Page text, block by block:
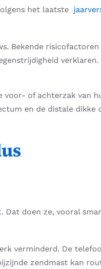
het laatste
Bekende
verklaren.
voor- of achterzak van
en de distale dikke
Dat doen ze, vooral
verminderd. De
zendmast kan